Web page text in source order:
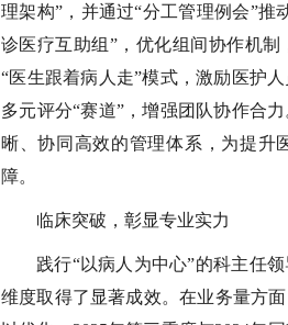
理架构”，并通过“分工管理例会”推
诊医疗互助组”，优化组间协作机
“医生跟着病人走”模式，激励医护
多元评分“赛道”，增强团队协作合
晰、协同高效的管理体系，为提升
障。
临床突破，彰显专业实力
践行“以病人为中心”的科主任
维度取得了显著成效。在业务量方